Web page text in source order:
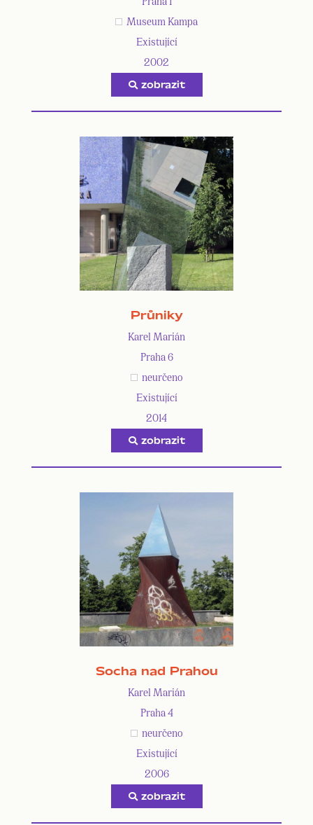
Museum Kampa
Existující
2002
zobrazit
Průniky
Karel Marián
Praha 6
neurčeno
Existující
2014
zobrazit
Socha nad Prahou
Karel Marián
Praha 4
neurčeno
Existující
2006
zobrazit